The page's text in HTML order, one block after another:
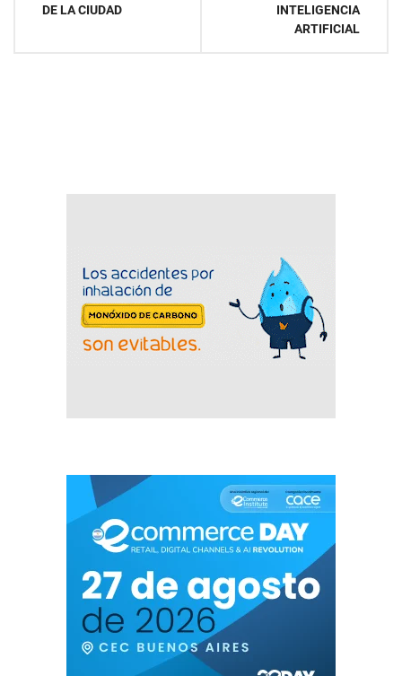
DE LA CIUDAD
INTELIGENCIA
ARTIFICIAL